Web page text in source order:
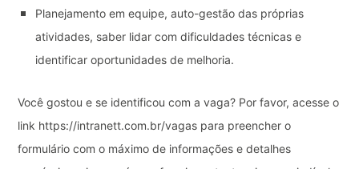
Planejamento em equipe, auto-gestão das próprias
atividades, saber lidar com dificuldades técnicas e
identificar oportunidades de melhoria.
Você gostou e se identificou com a vaga? Por favor, acesse o
link https://intranett.com.br/vagas para preencher o
formulário com o máximo de informações e detalhes